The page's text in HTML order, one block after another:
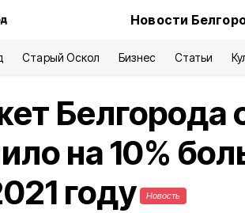
Новости
Старый Оскол Бизнес Статьи
Белгорода
на 10%
году
Новость